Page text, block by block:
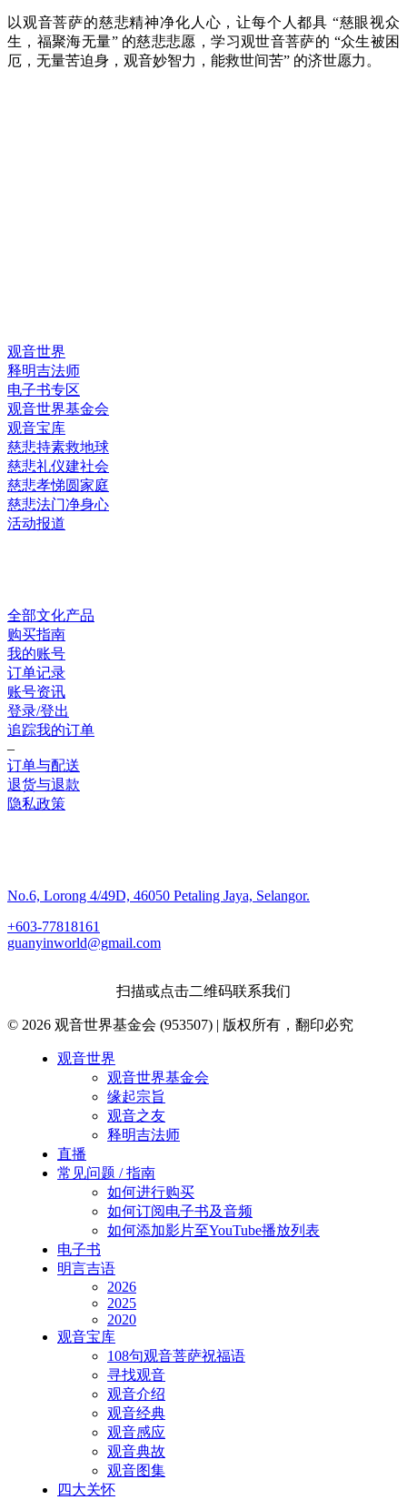
以观音菩萨的慈悲精神净化人心，让每个人都具 “慈眼视众
生，福聚海无量” 的慈悲悲愿，学习观世音菩萨的 “众生被困
厄，无量苦迫身，观音妙智力，能救世间苦” 的济世愿力。
观音世界
释明吉法师
电子书专区
观音世界基金会
观音宝库
慈悲持素救地球
慈悲礼仪建社会
慈悲孝悌圆家庭
慈悲法门净身心
活动报道
全部文化产品
购买指南
我的账号
订单记录
账号资讯
登录/登出
追踪我的订单
–
订单与配送
退货与退款
隐私政策
No.6, Lorong 4/49D, 46050 Petaling Jaya, Selangor.
+603-77818161
guanyinworld@gmail.com
扫描或点击二维码联系我们
© 2026 观音世界基金会 (953507) | 版权所有，翻印必究
观音世界
观音世界基金会
缘起宗旨
观音之友
释明吉法师
直播
常见问题 / 指南
如何进行购买
如何订阅电子书及音频
如何添加影片至YouTube播放列表
电子书
明言吉语
2026
2025
2020
观音宝库
108句观音菩萨祝福语
寻找观音
观音介绍
观音经典
观音感应
观音典故
观音图集
四大关怀